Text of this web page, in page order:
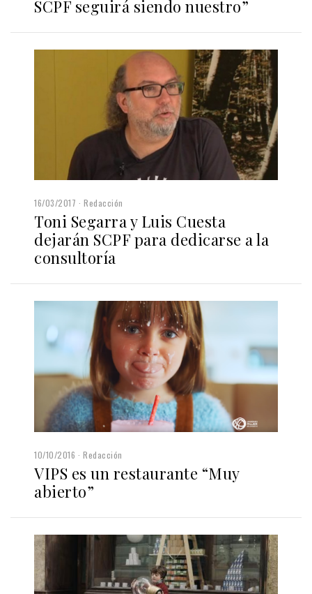
SCPF seguirá siendo nuestro”
16/03/2017 Redacción
Toni Segarra y Luis Cuesta
dejarán SCPF para dedicarse a la
consultoría
10/10/2016 Redacción
VIPS es un restaurante “Muy
abierto”